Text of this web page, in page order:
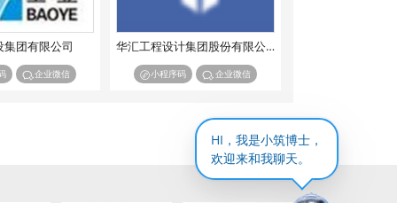
HI，我是小筑博士，
欢迎来和我聊天。
团有限公司
企业微信
华汇工程设计集团股份有限公司
小程序码 企业微信